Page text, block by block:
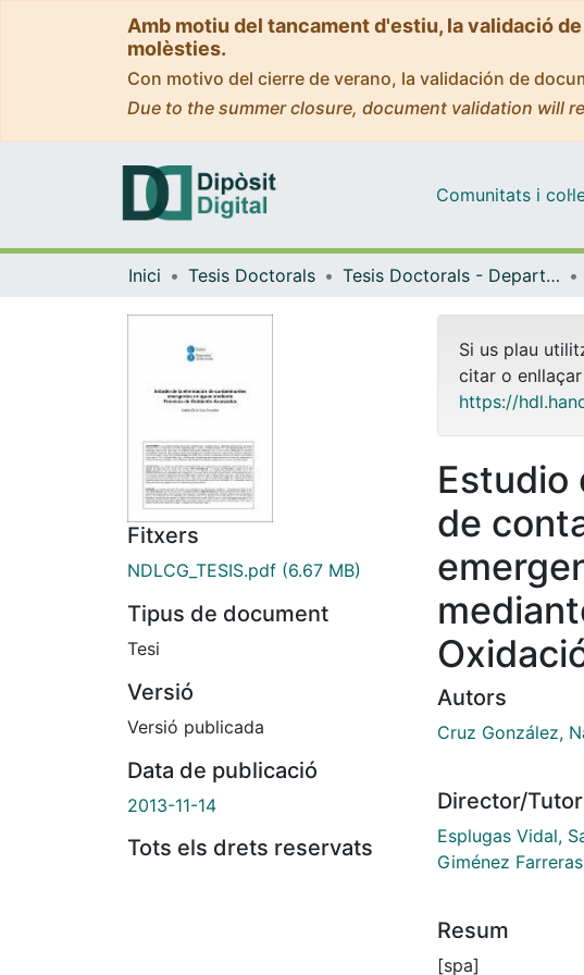
Amb motiu del tancament d'estiu, la validació
molèsties.
Con motivo del cierre de verano, la validación de
Due to the summer closure, document validation will
Comunitats i
Inici Tesis Doctorals Tesis Doctorals - Departament - Enginyeria Química
Fitxers
NDLCG_TESIS.pdf (6.67 MB)
Tipus de document
Tesi
Versió
Versió publicada
Data de publicació
2013-11-14
Tots els drets reservats
Si us plau
citar o
https://
Estudio
de
Autors
Cruz González,
Director/Tutor
Esplugas Vidal,
Giménez
Resum
[spa]